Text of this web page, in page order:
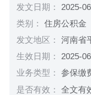
发文日期： 2025-
类别：住房公积金
发文地区：河南省
生效日期： 2025-
业务类型：参保缴
是否有效：全文有